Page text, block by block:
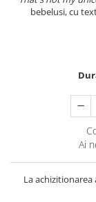
bebelusi, cu
Ai
La